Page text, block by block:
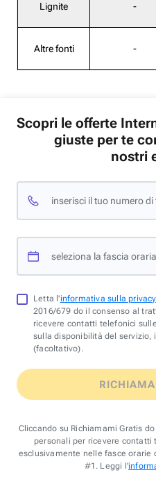
Lignite -
Altre fonti -
Scopri le offerte
giuste per te
nostri
inserisci il tuo numero di
seleziona la fascia oraria
Letta l'informativa sulla privacy
2016/679 do il consenso al
ricevere contatti telefonici
sulla disponibilità del servizio,
(facoltativo).
Cliccando su Richiamami Gratis
personali per ricevere
esclusivamente nelle fasce
#1. Leggi l'